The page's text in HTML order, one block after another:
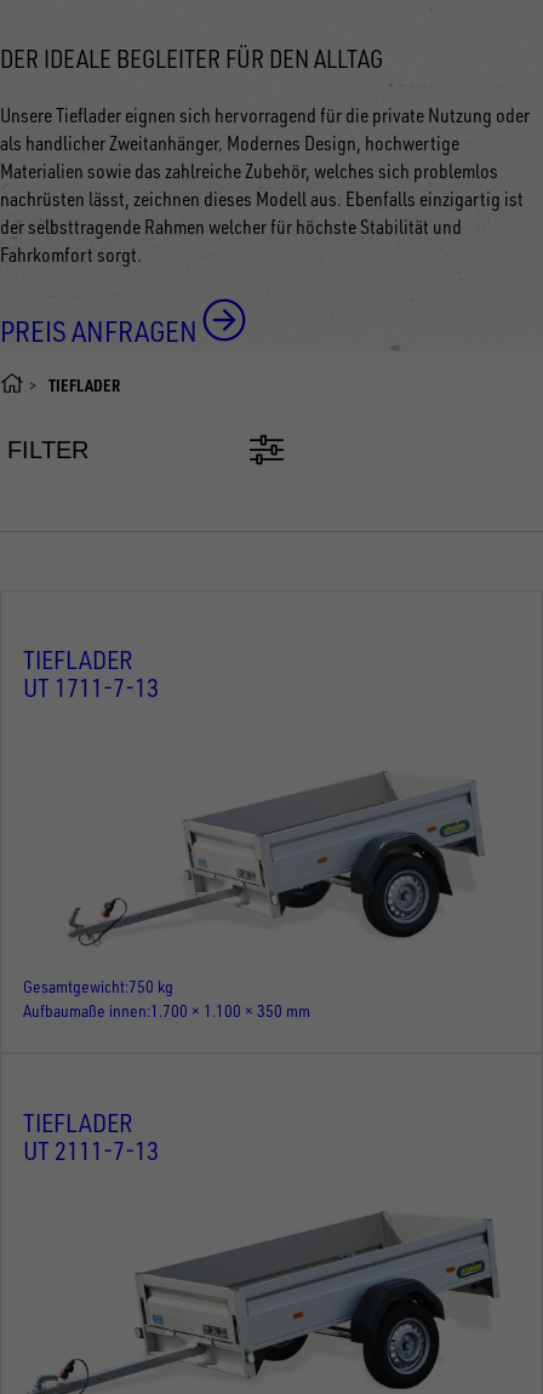
DER IDEALE BEGLEITER FÜR DEN ALLTAG
Unsere Tieflader eignen sich hervorragend für die private Nutzung oder
als handlicher Zweitanhänger. Modernes Design, hochwertige
Materialien sowie das zahlreiche Zubehör, welches sich problemlos
nachrüsten lässt, zeichnen dieses Modell aus. Ebenfalls einzigartig ist
der selbsttragende Rahmen welcher für höchste Stabilität und
Fahrkomfort sorgt.
PREIS ANFRAGEN
TIEFLADER
FILTER
TIEFLADER
UT 1711-7-13
Gesamtgewicht 750 kg
Aufbaumaße innen 1.700 × 1.100 × 350 mm
TIEFLADER
UT 2111-7-13